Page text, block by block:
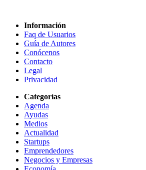
Información
Faq de Usuarios
Guía de Autores
Conócenos
Contacto
Legal
Privacidad
Categorías
Agenda
Ayudas
Medios
Actualidad
Startups
Emprendedores
Negocios y Empresas